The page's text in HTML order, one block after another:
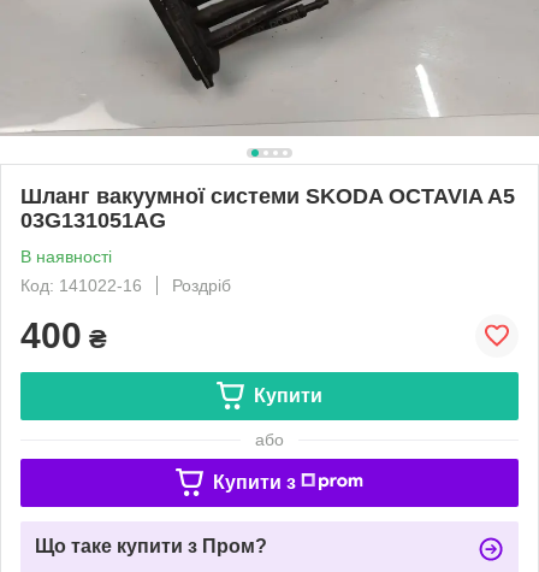
Шланг вакуумної системи SKODA OCTAVIA A5
03G131051AG
В наявності
Код: 141022-16
Роздріб
400 ₴
Купити
або
Купити з
Що таке купити з Пром?